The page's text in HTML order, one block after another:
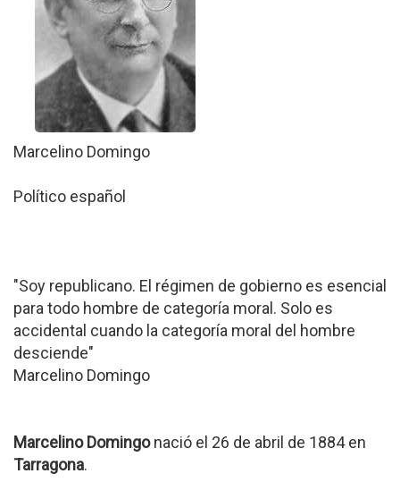
Marcelino Domingo
Político español
"Soy republicano. El régimen de gobierno es esencial
para todo hombre de categoría moral. Solo es
accidental cuando la categoría moral del hombre
desciende"
Marcelino Domingo
Marcelino Domingonació el 26 de abril de 1884 en
Tarragona.